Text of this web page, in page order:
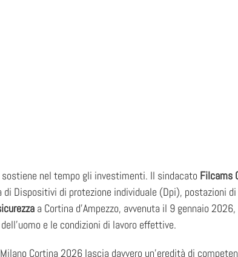
sostiene nel tempo gli investimenti. Il sindacato Filcams
Dispositivi di protezione individuale (Dpi), postazioni di
a Cortina d’Ampezzo, avvenuta il 9 gennaio
e le condizioni di lavoro effettive.
Cortina 2026 lascia davvero un’eredità di